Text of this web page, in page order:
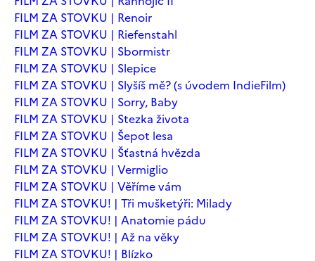
FILM ZA STOVKU | Renoir
FILM ZA STOVKU | Riefenstahl
FILM ZA STOVKU | Sbormistr
FILM ZA STOVKU | Slepice
FILM ZA STOVKU | Slyšíš mě? (s úvodem IndieFilm)
FILM ZA STOVKU | Sorry, Baby
FILM ZA STOVKU | Stezka života
FILM ZA STOVKU | Šepot lesa
FILM ZA STOVKU | Šťastná hvězda
FILM ZA STOVKU | Vermiglio
FILM ZA STOVKU | Věříme vám
FILM ZA STOVKU! | Tři mušketýři: Milady
FILM ZA STOVKU! | Anatomie pádu
FILM ZA STOVKU! | Až na věky
FILM ZA STOVKU! | Blízko